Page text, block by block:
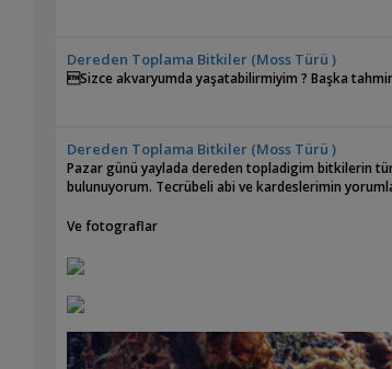
Dereden Toplama Bitkiler (Moss Türü )
Sizce akvaryumda yaşatabilirmiyim ? Başka
Dereden Toplama Bitkiler (Moss Türü )
Pazar günü yaylada dereden topladigim bitkilerin
bulunuyorum. Tecrübeli abi ve kardeslerimin
Ve fotograflar